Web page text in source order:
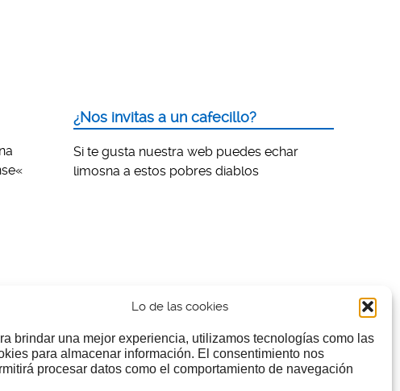
Lo de las cookies
brindar una mejor experiencia, utilizamos tecnologías como las
para almacenar información. El consentimiento nos
procesar datos como el comportamiento de navegación
¿Nos invitas a un cafecillo?
Si te gusta nuestra web puedes echar
limosna a estos pobres diablos